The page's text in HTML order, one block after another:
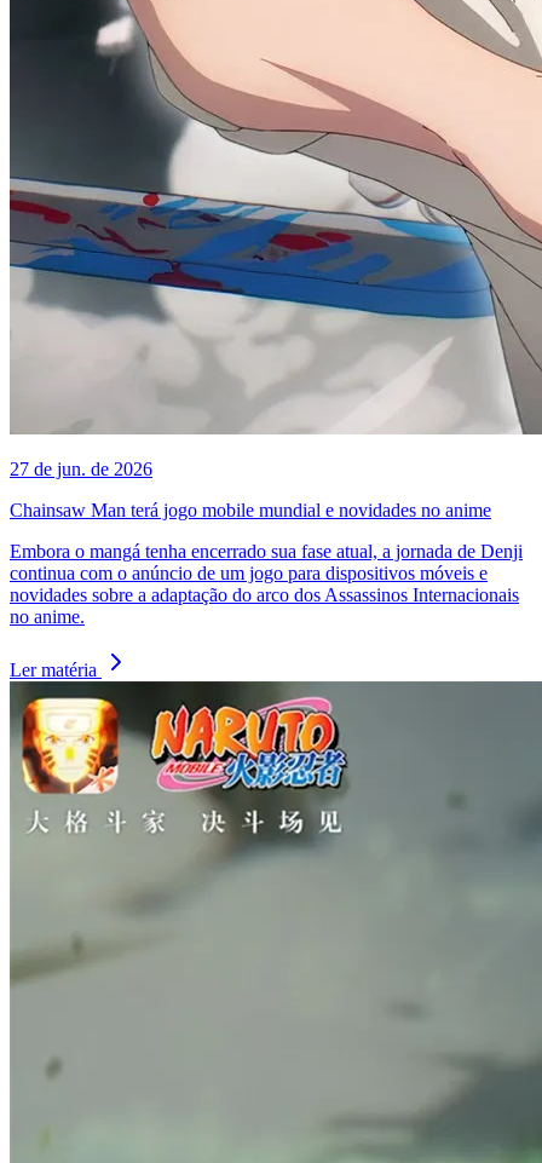
27 de jun. de 2026
Chainsaw Man terá jogo mobile mundial e novidades no anime
Embora o mangá tenha encerrado sua fase atual, a jornada de Denji
continua com o anúncio de um jogo para dispositivos móveis e
novidades sobre a adaptação do arco dos Assassinos Internacionais
no anime.
Ler matéria